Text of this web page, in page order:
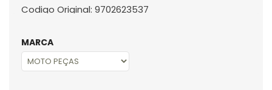
Codigo Original: 9702623537
MARCA